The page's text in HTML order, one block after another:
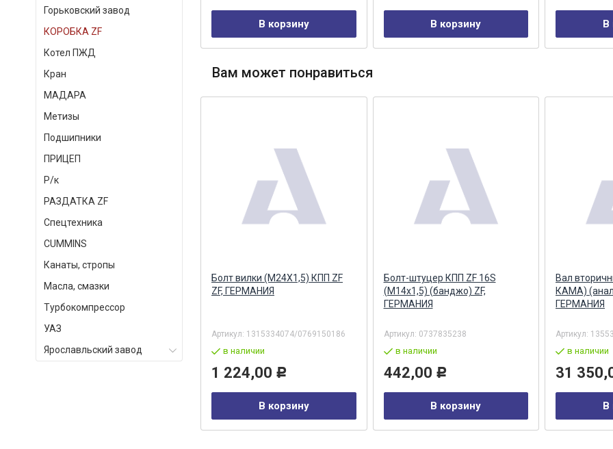
Горьковский завод
КОРОБКА ZF
Котел ПЖД
Кран
МАДАРА
Метизы
Подшипники
ПРИЦЕП
Р/к
РАЗДАТКА ZF
Спецтехника
СUMMINS
Канаты, стропы
Масла, смазки
Турбокомпрессор
УАЗ
Ярославльский завод
В корзину В корзину В
Вам может понравиться
ZF, ГЕРМАНИЯ
Артикул:
в наличии
Болт вилки (М24Х1,5) КПП ZF
ZF, ГЕРМАНИЯ
Артикул: 1315334074/0769150186
в наличии
1 224,00 Р
В корзину
Болт-штуцер КПП ZF 16S
(М14х1,5) (банджо) ZF,
ГЕРМАНИЯ
Артикул: 0737835238
в наличии
442,00 Р
В корзину
Вал
КАМА)
ГЕРМАНИЯ
Артикул:
в наличии
31
В